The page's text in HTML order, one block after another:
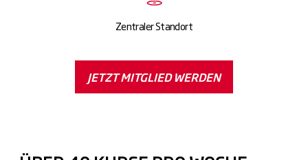
Zentraler Standort
JETZT MITGLIED WERDEN